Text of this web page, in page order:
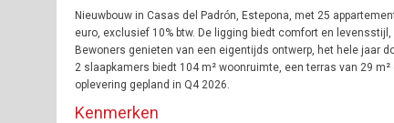
Nieuwbouw in Casas del Padrón, Estepona, met 25
euro, exclusief 10% btw. De ligging biedt comfort en
Bewoners genieten van een eigentijds ontwerp, het hele jaar
2 slaapkamers biedt 104 m² woonruimte, een terras van 29
oplevering gepland in Q4 2026.
Kenmerken